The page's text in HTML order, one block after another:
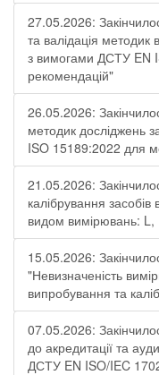
27.05.2026:
та валідація методик
з вимогами ДСТУ EN
рекомендацій"
26.05.2026:
методик досліджень
ISO 15189:2022 для
21.05.2026:
калібрування
видом вимірювань:
15.05.2026:
"Невизначеність
випробування та
07.05.2026:
до акредитації та
ДСТУ EN ISO/IEC